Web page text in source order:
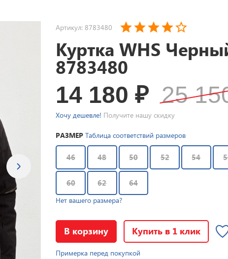
Артикул: 8783480
Куртка WHS
8783480
14 180₽ 25
Хочу дешевле! Получите нашу скидку
РАЗМЕР Таблица соответствий размеров
46 48 50 52 54
60 62 64
Нет вашего размера?
В корзину Купить в 1 клик
Примерка перед покупкой